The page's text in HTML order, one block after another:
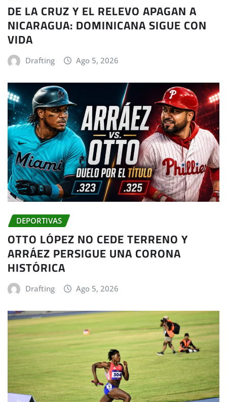
DE LA CRUZ Y EL RELEVO APAGAN A
NICARAGUA: DOMINICANA SIGUE CON
VIDA
Drafting Ago 5, 2026
DEPORTIVAS
OTTO LÓPEZ NO CEDE TERRENO Y
ARRÁEZ PERSIGUE UNA CORONA
HISTÓRICA
Drafting Ago 5, 2026